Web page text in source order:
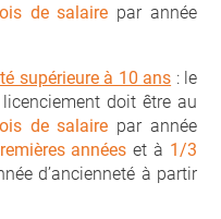
de salaire par année
supérieure à 10 ans : le
doit être au
de salaire par année
années et à 1/3
d’ancienneté à partir